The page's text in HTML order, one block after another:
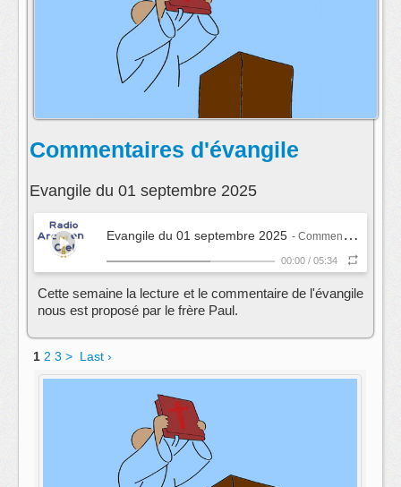
Commentaires d'évangile
Evangile du 01 septembre 2025
Evangile du 01 septembre 2025 - Commentaires d'évangile
00:00 / 05:34
Cette semaine la lecture et le commentaire de l'évangile
nous est proposé par le frère Paul.
1 2 3 > Last ›